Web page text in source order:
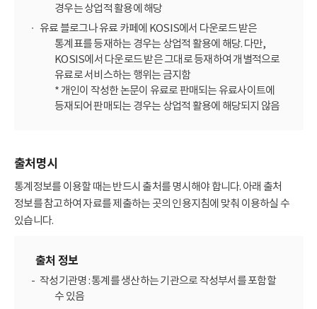
경우는 상업적 활용에 해당
유료 블로그나 유료 카페에 KOSIS에서 다운로드 받은
통계표를 등재하는 경우는 상업적 활용에 해당. 다만,
KOSIS에서 다운로드 받은 그대로 등재하여 개별적으로
유료로 서비스하는 행위는 금지함
* 개인이 작성한 논문이 유료로 판매되는 유료사이트에
등재되어 판매되는 경우는 상업적 활용에 해당되지 않음
출처명시
통계정보를 이용할 때는 반드시 출처를 명시해야 합니다. 아래 출처
정보를 참고하여 자료를 제출하는 곳의 인용지침에 맞춰 이용하실 수
있습니다.
출처 정보
작성기관명 : 통계를 생산하는 기관으로 작성부서를 포함할
수 있음